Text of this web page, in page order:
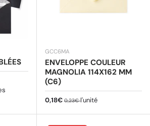
GCC6MA
ENVELOPPE COULEUR
MAGNOLIA 114X162 MM
(C6)
Prix soldé
0,18€ Prix habituel
0,23€l'unité